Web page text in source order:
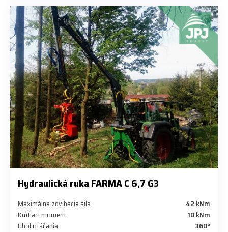
Hydraulická ruka FARMA C 6,7 G3
Maximálna zdvíhacia sila
42 kNm
Krútiaci moment
10 kNm
Uhol otáčania
360°